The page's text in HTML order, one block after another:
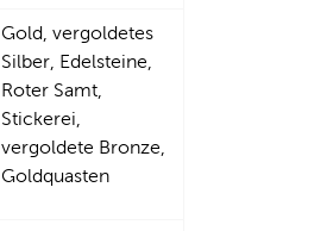
Gold, vergoldetes
Silber, Edelsteine,
Roter Samt,
Stickerei,
vergoldete Bronze,
Goldquasten